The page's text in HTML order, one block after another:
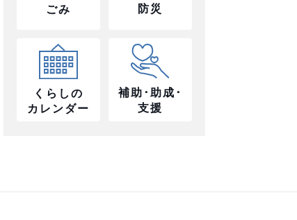
ごみ 防災
くらしの
カレンダー
補助･助成･
支援